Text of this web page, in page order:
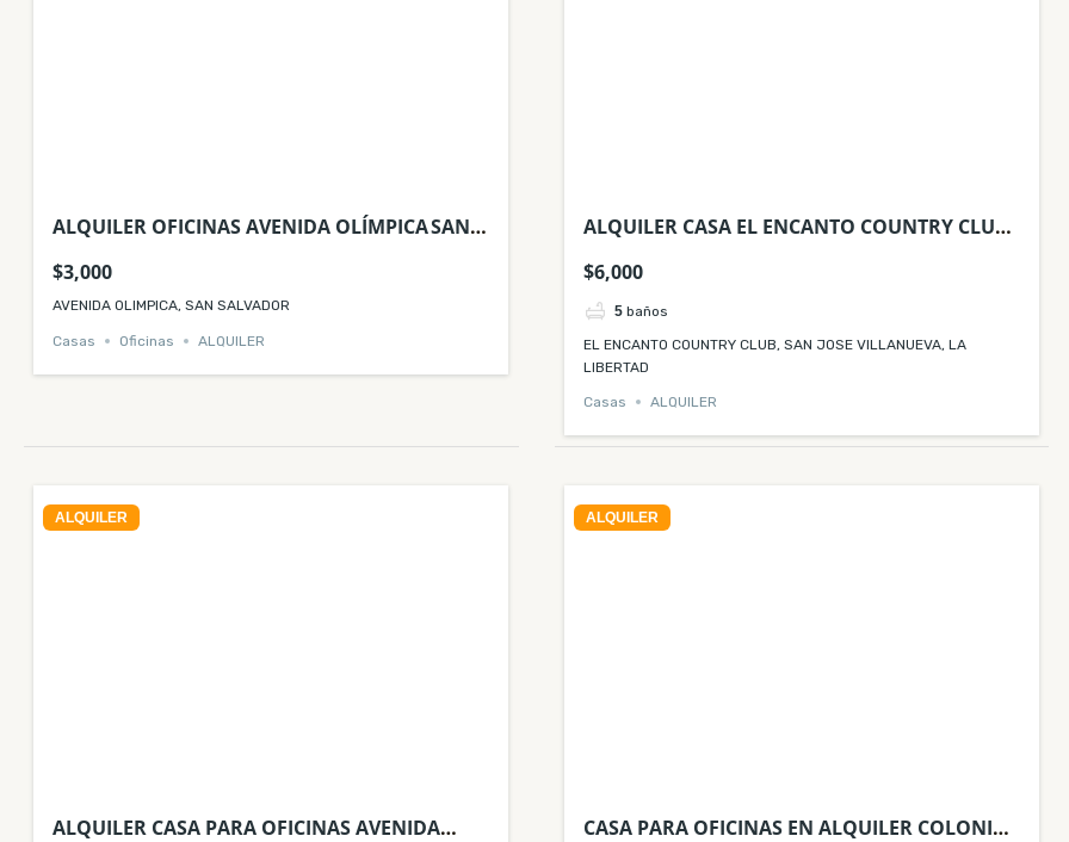
ALQUILER OFICINAS AVENIDA OLÍMPICA ⁠SAN
$3,000
AVENIDA OLIMPICA, SAN SALVADOR
Casas Oficinas ALQUILER
ALQUILER CASA EL ENCANTO COUNTRY CLUB
$6,000
5 baños
EL ENCANTO COUNTRY CLUB, SAN JOSE VILLANUEVA, LA
LIBERTAD
Casas ALQUILER
ALQUILER
ALQUILER CASA PARA OFICINAS AVENIDA
ALQUILER
CASA PARA OFICINAS EN ALQUILER COLONIA